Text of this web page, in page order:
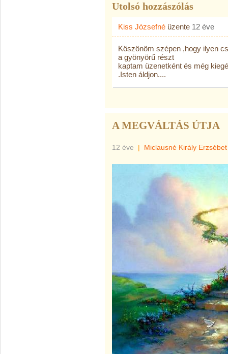
Utolsó hozzászólás
Kiss Józsefné üzente 12 éve
Köszönöm szépen ,hogy ilyen
a gyönyörű részt
kaptam üzenetként és még
.Isten áldjon....
A MEGVÁLTÁS ÚTJA
12 éve | Miclausné Király Erzsébet